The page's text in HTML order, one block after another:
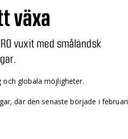
växa
vuxit med småländsk
och globala möjligheter.
där den senaste började i